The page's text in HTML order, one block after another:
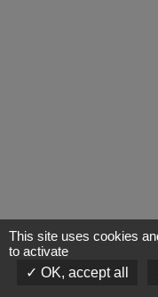
This site uses cookies
to activate
OK, accept all